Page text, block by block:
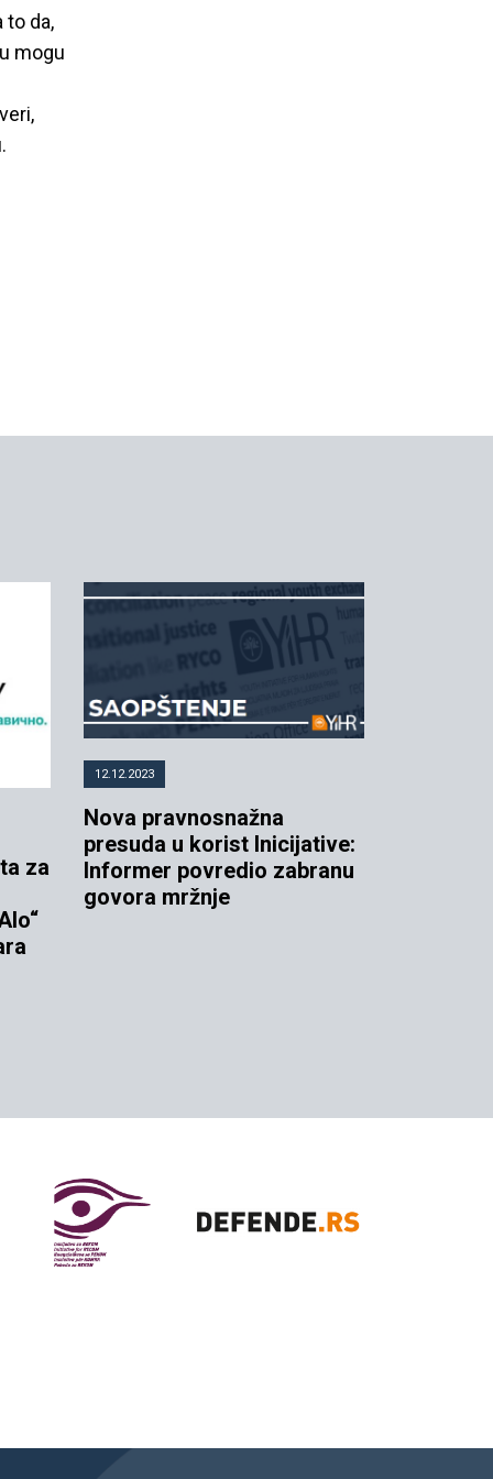
to da,
mogu
za
12.12.2023
Nova pravnosnažna
presuda u korist Inicijative:
Informer povredio zabranu
govora mržnje